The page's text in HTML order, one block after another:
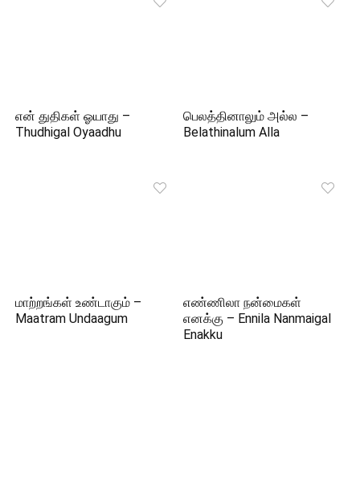
என் துதிகள் ஓயாது –
Thudhigal Oyaadhu
பெலத்தினாலும் அல்ல –
Belathinalum Alla
மாற்றங்கள் உண்டாகும் –
Maatram Undaagum
எண்ணிலா நன்மைகள்
எனக்கு – Ennila Nanmaigal
Enakku